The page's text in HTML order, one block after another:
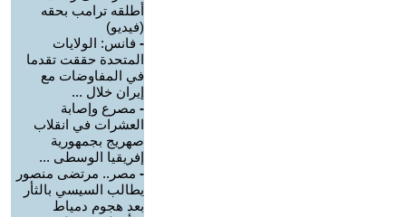
أطلقه ترامب بحقه
(فيديو)
- فانس: الولايات
المتحدة حققت تقدما
في المفاوضات مع
إيران خلال ...
- مصرع وإصابة
العشرات في انقلاب
صهريج بجمهورية
إفريقيا الوسطى ...
- مصر.. مرتضى منصور
يطالب السيسي بالثأر
بعد هجوم دمياط